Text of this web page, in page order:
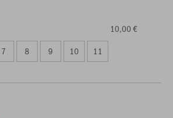
10,00 €
7 8 9 10 11